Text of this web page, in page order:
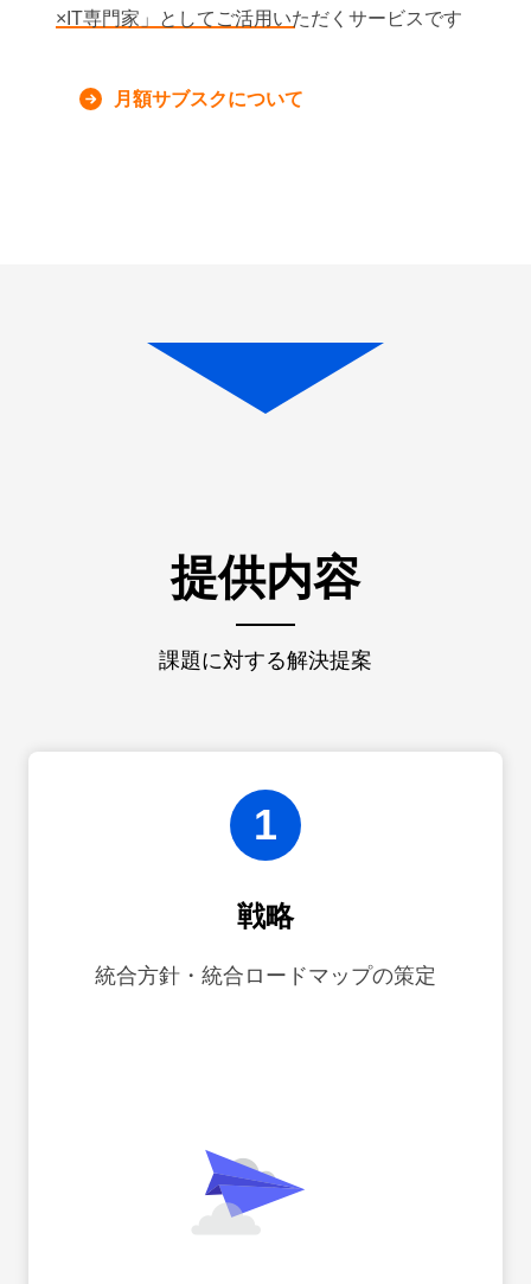
×IT専門家」としてご活用いただくサービスです
月額サブスクについて
提供内容
課題に対する解決提案
1
戦略
統合方針・統合ロードマップの策定